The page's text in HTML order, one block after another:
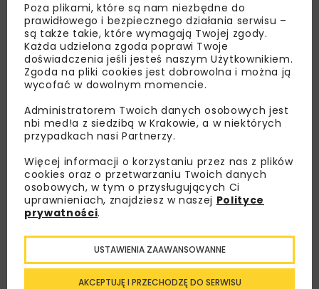
Lubisz wiedzieć więcej?
Zapisz się do newslettera aby otrzymywać od
nas najlepsze informacje branżowe,
zaproszenia na wydarzenia, atrakcyjne oferty i
dedykowane akcje specjalne.
Poza plikami, które są nam niezbędne do
prawidłowego i bezpiecznego działania serwisu –
są także takie, które wymagają Twojej zgody.
Każda udzielona zgoda poprawi Twoje
doświadczenia jeśli jesteś naszym Użytkownikiem.
Zgoda na pliki cookies jest dobrowolna i można ją
wycofać w dowolnym momencie.
Administratorem Twoich danych osobowych jest
nbi med!a z siedzibą w Krakowie, a w niektórych
przypadkach nasi Partnerzy.
Więcej informacji o korzystaniu przez nas z plików
cookies oraz o przetwarzaniu Twoich danych
osobowych, w tym o przysługujących Ci
uprawnieniach, znajdziesz w naszej Polityce
prywatności.
AKCEPTUJĘ I PRZECHODZĘ DO SERWISU
USTAWIENIA ZAAWANSOWANNE